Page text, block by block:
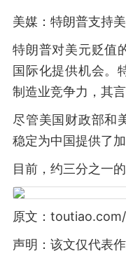
美媒：特朗普支持
特朗普对美元贬值
国际化提供机会。
制造业竞争力，其
尽管美国财政部和
稳定为中国提供了
目前，约三分之一
原文：
声明：该文仅代表